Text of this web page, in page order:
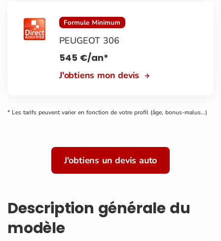
Formule Minimum
PEUGEOT 306
545 €/an*
J'obtiens mon devis
* Les tarifs peuvent varier en fonction de votre profil (âge, bonus-malus...)
J'obtiens un devis auto
Description générale du
modèle